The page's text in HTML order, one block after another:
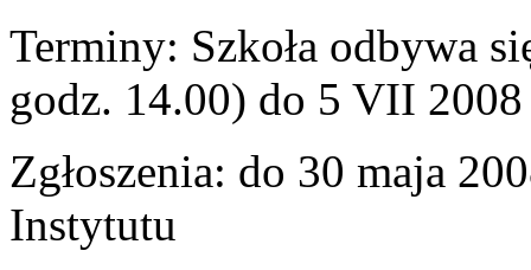
Terminy: Szkoła odbywa
godz. 14.00) do 5 VII
Zgłoszenia: do 30 maja
Instytutu